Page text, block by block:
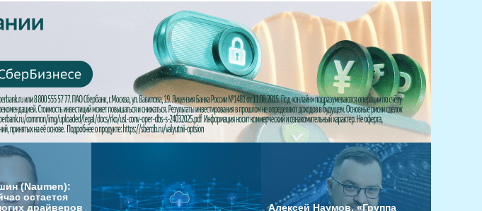
(Naumen):
остается
драйверов
Алексей Наумов, «Группа